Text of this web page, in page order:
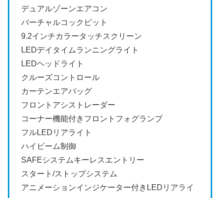
デュアルゾーンエアコン
バーチャルコックピット
9.2インチカラータッチスクリーン
LEDデイタイムランニングライト
LEDヘッドライト
クルーズコントロール
カーテンエアバッグ
フロントアシストレーダー
コーナー機能付きフロントフォグランプ
フルLEDリアライト
ハイビーム制御
SAFEシステムキーレスエントリー
スタート/ストップシステム
アニメーションインジケーター付きLEDリアライ